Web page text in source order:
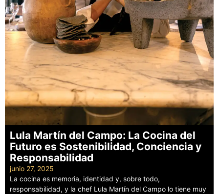
Lula Martín del Campo: La Cocina del
Futuro es Sostenibilidad, Conciencia y
Responsabilidad
junio 27, 2025
La cocina es memoria, identidad y, sobre todo,
responsabilidad, y la chef Lula Martín del Campo lo tiene muy